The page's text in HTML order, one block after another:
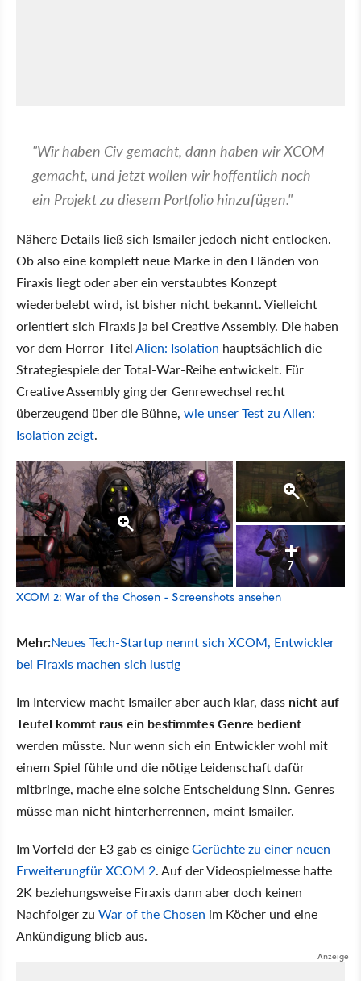
"Wir haben Civ gemacht, dann haben wir XCOM
gemacht, und jetzt wollen wir hoffentlich noch
ein Projekt zu diesem Portfolio hinzufügen."
Nähere Details ließ sich Ismailer jedoch nicht entlocken.
Ob also eine komplett neue Marke in den Händen von
Firaxis liegt oder aber ein verstaubtes Konzept
wiederbelebt wird, ist bisher nicht bekannt. Vielleicht
orientiert sich Firaxis ja bei Creative Assembly. Die haben
vor dem Horror-TitelAlien: Isolation hauptsächlich die
Strategiespiele der Total-War-Reihe entwickelt. Für
Creative Assembly ging der Genrewechsel recht
überzeugend über die Bühne, wie unser Test zu Alien:
Isolation zeigt.
7
XCOM 2: War of the Chosen - Screenshots ansehen
Mehr:Neues Tech-Startup nennt sich XCOM, Entwickler
bei Firaxis machen sich lustig
Im Interview macht Ismailer aber auch klar, dass nicht auf
Teufel kommt raus ein bestimmtes Genre bedient
werden müsste. Nur wenn sich ein Entwickler wohl mit
einem Spiel fühle und die nötige Leidenschaft dafür
mitbringe, mache eine solche Entscheidung Sinn. Genres
müsse man nicht hinterherrennen, meint Ismailer.
Im Vorfeld der E3 gab es einigeGerüchte zu einer neuen
Erweiterungfür XCOM 2. Auf der Videospielmesse hatte
2K beziehungsweise Firaxis dann aber doch keinen
Nachfolger zu War of the Chosen im Köcher und eine
Ankündigung blieb aus.